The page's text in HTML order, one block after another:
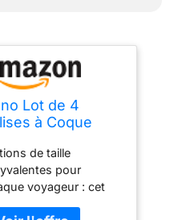
télescopique est
à 3 hauteurs
pour
stature, tandis
les doubles roues
à 360 degrés
une maniabilité
ce qui rend la
dans les
très
Lot de 4
à Coque
TSA et Sac
Cabine Ryanair,
4 Piece Sets,
de
de taille
pour
voyageur : cet